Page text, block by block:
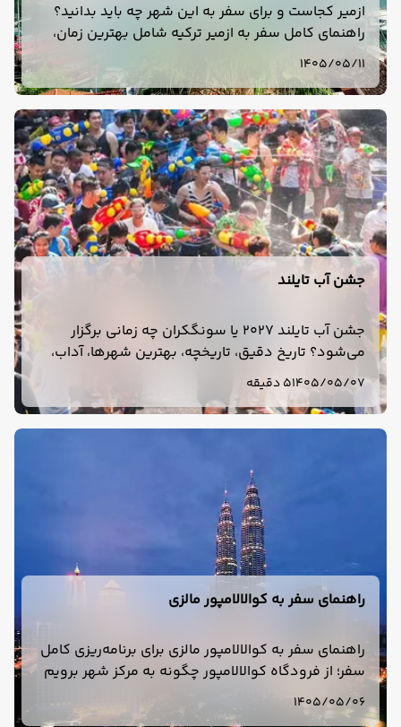
ازمیر کجاست و برای سفر به این شهر چه باید بدانید؟
راهنمای کامل سفر به ازمیر ترکیه شامل بهترین زمان،
هزینه، هتل، حمل‌ونقل، جاهای دیدنی، غذا و تور ازمیر.
1405/05/11
جشن آب تایلند
جشن آب تایلند 2027 یا سونگکران چه زمانی برگزار
می‌شود؟ تاریخ دقیق، تاریخچه، بهترین شهرها، آداب،
بخوانید.
1405/05/075 دقیقه
راهنمای سفر به کوالالامپور مالزی
راهنمای سفر به کوالالامپور مالزی برای برنامه‌ریزی کامل
سفر؛ از فرودگاه کوالالامپور چگونه به مرکز شهر برویم
و کوالالامپور برای سفر چند روز مناسب است؟ بررسی
هزینه، هتل، دیدنی‌ها.
1405/05/06